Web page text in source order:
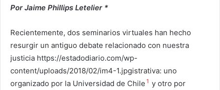
Por Jaime Phillips Letelier *
Recientemente, dos seminarios virtuales han hecho
resurgir un antiguo debate relacionado con nuestra
justicia https://estadodiario.com/wp-
content/uploads/2018/02/im4-1.jpgistrativa: uno
organizado por la Universidad de Chile 1 y otro por